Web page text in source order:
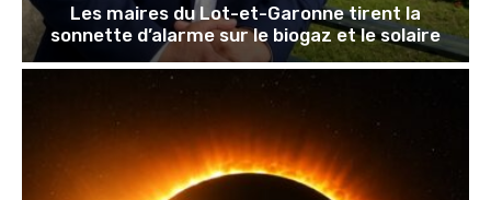
Les maires du Lot-et-Garonne tirent la
sonnette d’alarme sur le biogaz et le solaire